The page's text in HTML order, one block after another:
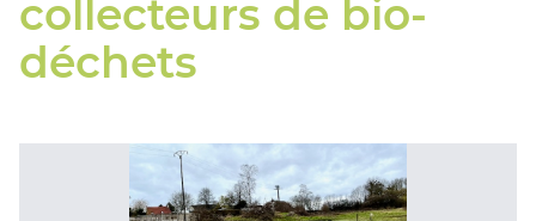
collecteurs de bio-
déchets